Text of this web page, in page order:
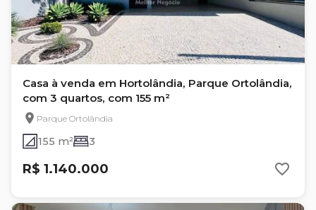
Casa à venda em Hortolândia, Parque Ortolândia,
com 3 quartos, com 155 m²
Parque Ortolândia
155 m² 3
R$ 1.140.000